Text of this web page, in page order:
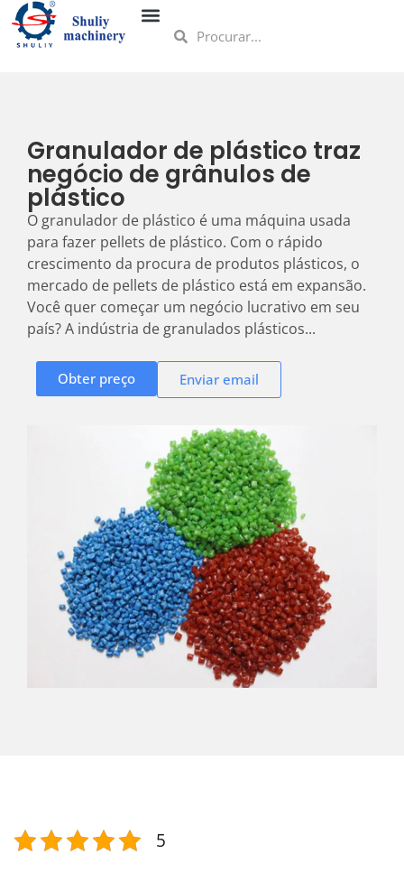
Granulador de plástico traz
negócio de grânulos de
plástico
O granulador de plástico é uma máquina usada
para fazer pellets de plástico. Com o rápido
crescimento da procura de produtos plásticos, o
mercado de pellets de plástico está em expansão.
Você quer começar um negócio lucrativo em seu
país? A indústria de granulados plásticos...
Obter preço Enviar email
5